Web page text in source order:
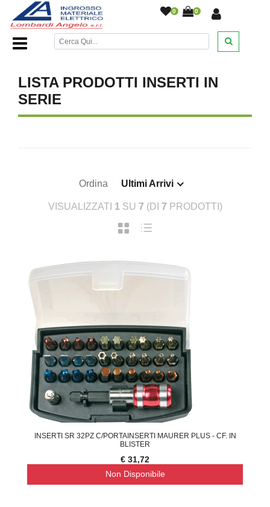
0 0
Home Page/DESANTIS/////
LISTA PRODOTTI INSERTI IN
SERIE
Ordina Ultimi Arrivi
VISUALIZZATI 1 SU 7 (DI 7 PRODOTTI)
INSERTI SR 32PZ C/PORTAINSERTI MAURER PLUS - CF. IN
BLISTER
€ 31,72
Non Disponibile